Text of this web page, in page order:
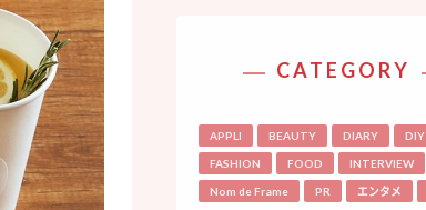
CATEGORY
APPLI BEAUTY DIARY DIY
FASHION FOOD INTERVIEW
Nom de Frame PR エンタメ